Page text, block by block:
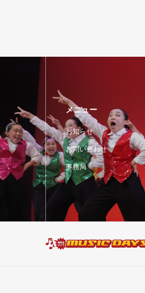
メニュー
お知らせ
お問い合わせ
事務局